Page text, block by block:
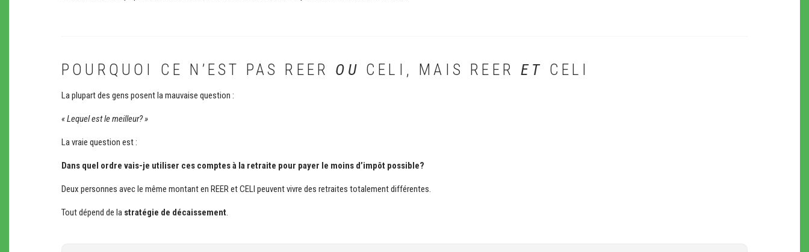
POURQUOI CE N’EST PAS REER OU CELI, MAIS REERET CELI
La plupart des gens posent la mauvaise question :
« Lequel est le meilleur? »
La vraie question est :
Dans quel ordre vais-je utiliser ces comptes à la retraite pour payer le moins d’impôt possible?
Deux personnes avec le même montant en REER et CELI peuvent vivre des retraites totalement différentes.
Tout dépend de la stratégie de décaissement.